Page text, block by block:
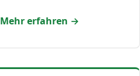
Mehr erfahren →